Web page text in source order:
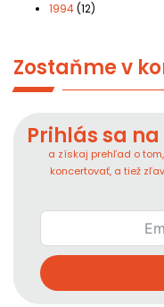
1994(12)
Zostaňme v
Prihlás sa
a získaj prehľad o
koncertovať, a tiež